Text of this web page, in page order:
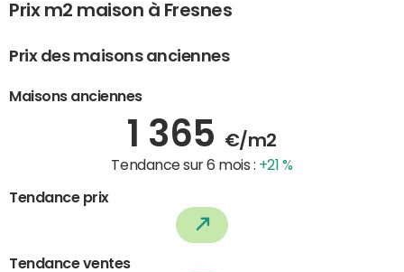
Prix m2 maison à Fresnes
Prix des maisons anciennes
Maisons anciennes
1 365 €/m2
Tendance sur 6 mois : +21 %
Tendance prix
Tendance ventes